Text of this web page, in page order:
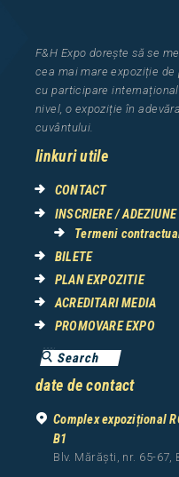
F&H Expo dorește să se
cea mai mare expoziție de
cu participare internațional
nivel, o expoziție în adevă
cuvântului.
linkuri utile
CONTACT
INSCRIERE / ADEZIUNE
Termeni
BILETE
PLAN EXPOZITIE
ACREDITARI MEDIA
PROMOVARE EXPO
date de contact
Complex expozițional
B1
Blv. Mărăști, nr. 65-67,